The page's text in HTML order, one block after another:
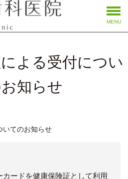
MENU
よる受付につい
知らせ
いてのお知らせ
ードを健康保険証として利用